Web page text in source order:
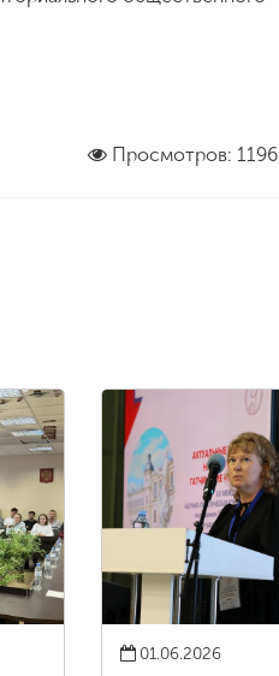
Просмотров: 1196
01.06.2026